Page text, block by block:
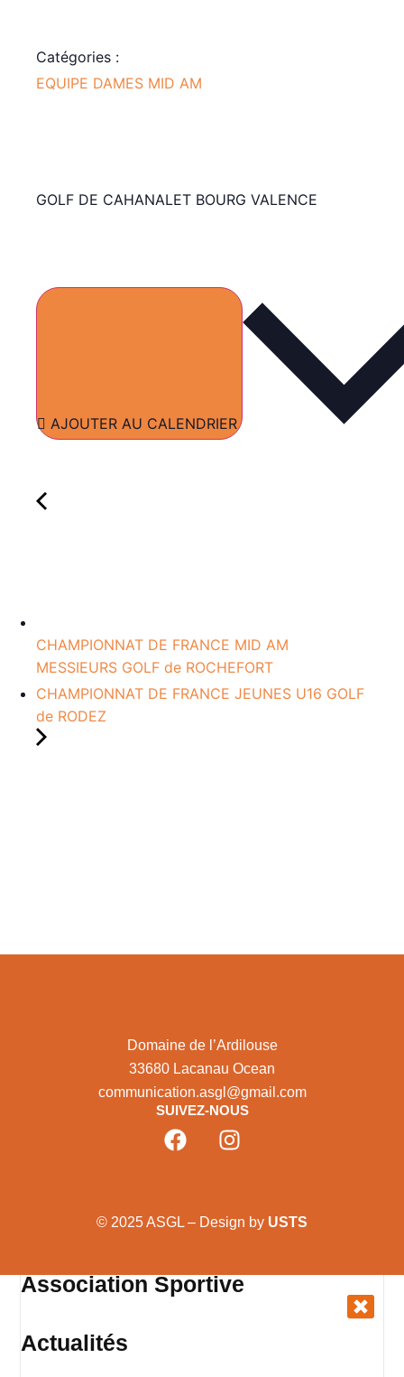
Catégories :
EQUIPE DAMES MID AM
GOLF DE CAHANALET BOURG VALENCE
AJOUTER AU CALENDRIER
CHAMPIONNAT DE FRANCE MID AM
MESSIEURS GOLF de ROCHEFORT
CHAMPIONNAT DE FRANCE JEUNES U16 GOLF
de RODEZ
Domaine de l’Ardilouse
33680 Lacanau Ocean
communication.asgl@gmail.com
SUIVEZ-NOUS
© 2025 ASGL – Design by USTS
Association Sportive
Actualités